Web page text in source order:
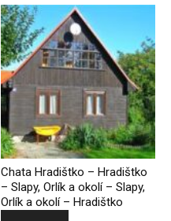
Chata Hradištko – Hradištko
– Slapy, Orlík a okolí – Slapy,
Orlík a okolí – Hradištko